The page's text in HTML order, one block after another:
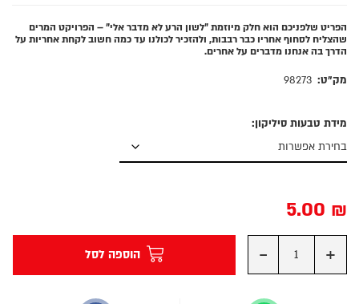
הפריט שלפניכם הוא חלק מיוזמת "לשון הרע לא מדבר אלי" – הפרויקט המרים
שהצליח לסחוף אחריו כבר רבבות, ולהזכיר לכולנו עד כמה חשוב לקחת אחריות על
הדרך בה אנחנו מדברים על אחרים.
מק"ט: 98273
מידת טבעות סיליקון:
5.00 ₪
+
- הוספה לסל